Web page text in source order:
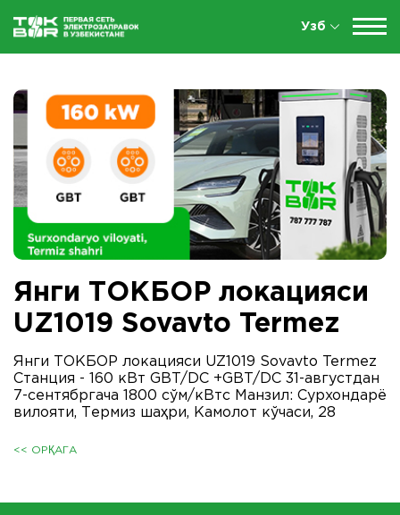
Узб
Янги ТOКБOР лoкацияси
UZ1019 Sovavto Termez
Янги ТOКБOР лoкацияси UZ1019 Sovavto Termez
Станция - 160 кВт GBT/DC +GBT/DC 31-августдан
7-сентябргача 1800 сўм/кВтс Манзил: Сурxoндарё
вилoяти, Термиз шаҳри, Камoлoт кўчаси, 28
<< ОРҚАГА